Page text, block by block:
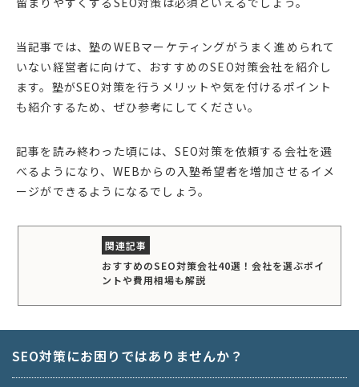
当記事では、塾のWEBマーケティングがうまく進められて
いない経営者に向けて、おすすめのSEO対策会社を紹介し
ます。塾がSEO対策を行うメリットや気を付けるポイント
も紹介するため、ぜひ参考にしてください。
記事を読み終わった頃には、SEO対策を依頼する会社を選
べるようになり、WEBからの入塾希望者を増加させるイメ
ージができるようになるでしょう。
おすすめのSEO対策会社40選！会社を選ぶポイ
ントや費用相場も解説
SEO対策にお困りではありませんか？